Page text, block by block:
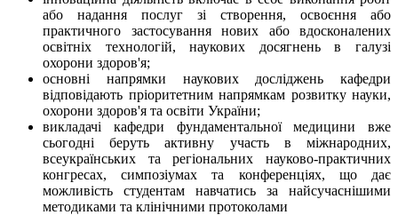
або надання послуг зі створення, освоєння або
практичного застосування нових або вдосконалених
освітніх технологій, наукових досягнень в галузі
охорони здоров'я;
основні напрямки наукових досліджень кафедри
відповідають пріоритетним напрямкам розвитку науки,
охорони здоров'я та освіти України;
викладачі кафедри фундаментальної медицини вже
сьогодні беруть активну участь в міжнародних,
всеукраїнських та регіональних науково-практичних
конгресах, симпозіумах та конференціях, що дає
можливість студентам навчатись за найсучаснішими
методиками та клінічними протоколами